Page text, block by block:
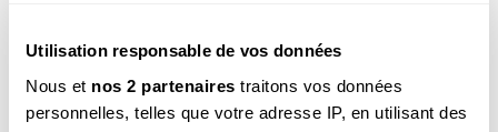
Utilisation responsable de vos données
Nous et nos 2 partenaires traitons vos données
personnelles, telles que votre adresse IP, en utilisant des
une très mauvaise réputation. Notre courroux n’a
plus lieu d’être aujourd’hui : les hannetons se sont
fortement raréfiés avec la mécanisation de
l’agriculture, car les larves, très fragiles, ne